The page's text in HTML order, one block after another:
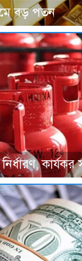
বড় পতন
কার্যকর